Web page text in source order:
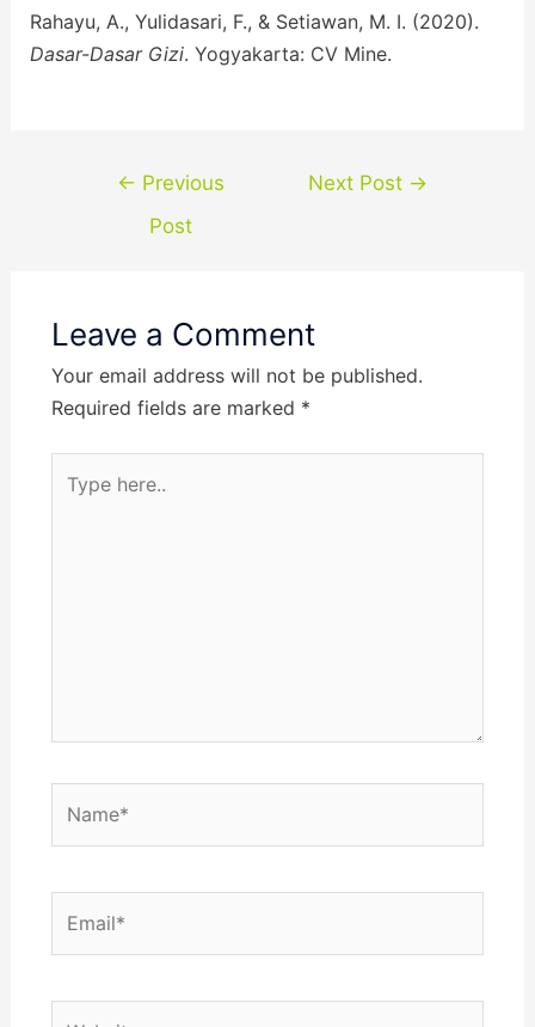
Rahayu, A., Yulidasari, F., & Setiawan, M. I. (2020).
Dasar-Dasar Gizi. Yogyakarta: CV Mine.
← Previous
Post
Next Post →
Leave a Comment
Your email address will not be published.
Required fields are marked *